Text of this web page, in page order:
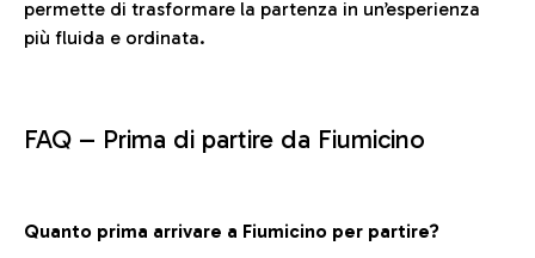
permette di trasformare la partenza in un’esperienza
più fluida e ordinata.
FAQ – Prima di partire da Fiumicino
Quanto prima arrivare a Fiumicino per partire?